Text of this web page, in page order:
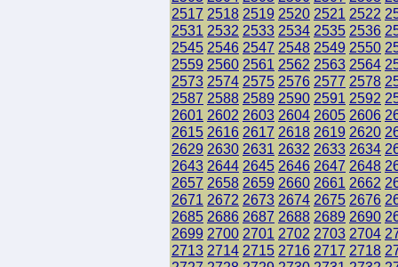
2517 2518 2519 2520 2521 2522
2531 2532 2533 2534 2535 2536
2545 2546 2547 2548 2549 2550
2559 2560 2561 2562 2563 2564
2573 2574 2575 2576 2577 2578
2587 2588 2589 2590 2591 2592
2601 2602 2603 2604 2605 2606
2615 2616 2617 2618 2619 2620
2629 2630 2631 2632 2633 2634
2643 2644 2645 2646 2647 2648
2657 2658 2659 2660 2661 2662
2671 2672 2673 2674 2675 2676
2685 2686 2687 2688 2689 2690
2699 2700 2701 2702 2703 2704
2713 2714 2715 2716 2717 2718